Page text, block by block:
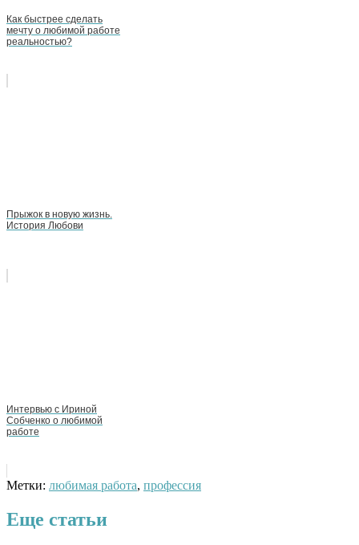
Как быстрее сделать
мечту о любимой работе
реальностью?
Прыжок в новую жизнь.
История Любови
Интервью с Ириной
Собченко о любимой
работе
Метки: любимая работа, профессия
Еще статьи